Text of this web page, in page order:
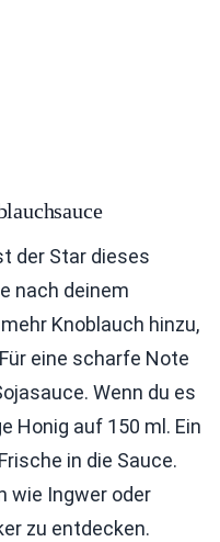
der Star dieses
nach deinem
Knoblauch hinzu,
eine scharfe Note
Wenn du es
Honig auf 150 ml. Ein
in die Sauce.
wie Ingwer oder
zu entdecken.